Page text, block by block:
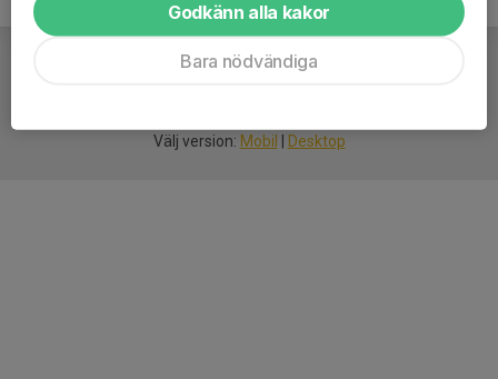
Välj version: Mobil Desktop
Godkänn alla kakor
Bara nödvändiga